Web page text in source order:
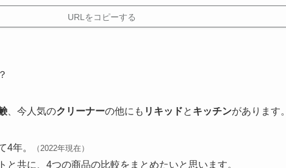
URLをコピーする
、今人気のクリーナーの他にも リキッドと キッチンがあります。
4年。 （2022年現在）
共に、4つの商品の比較をまとめたいと思います。